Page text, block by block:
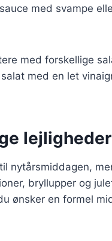
med svampe
med forskellige
med en let
nytårsmiddagen,
bryllupper og
ønsker en formel